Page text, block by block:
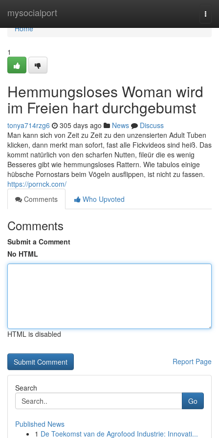
mysocialport
Home
Home
1
Hemmungsloses Woman wird
im Freien hart durchgebumst
tonya714rzg6 305 days ago News
Discuss
Man kann sich von Zeit zu Zeit zu den unzensierten Adult Tuben
klicken, dann merkt man sofort, fast alle Fickvideos sind heiß. Das
kommt natürlich von den scharfen Nutten, fileür die es wenig
Besseres gibt wie hemmungsloses Rattern. Wie tabulos einige
hübsche Pornostars beim Vögeln ausflippen, ist nicht zu fassen.
https://pornck.com/
Comments
Who Upvoted
Comments
Submit a Comment
No HTML
HTML is disabled
Report Page
Search
Go
Published News
1 De Toekomst van de Agrofood Industrie: Innovati...